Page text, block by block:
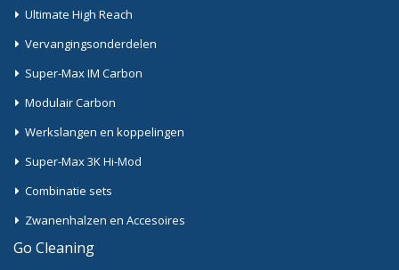
Ultimate High Reach
Vervangingsonderdelen
Super-Max IM Carbon
Modulair Carbon
Werkslangen en koppelingen
Super-Max 3K Hi-Mod
Combinatie sets
Zwanenhalzen en Accesoires
Go Cleaning